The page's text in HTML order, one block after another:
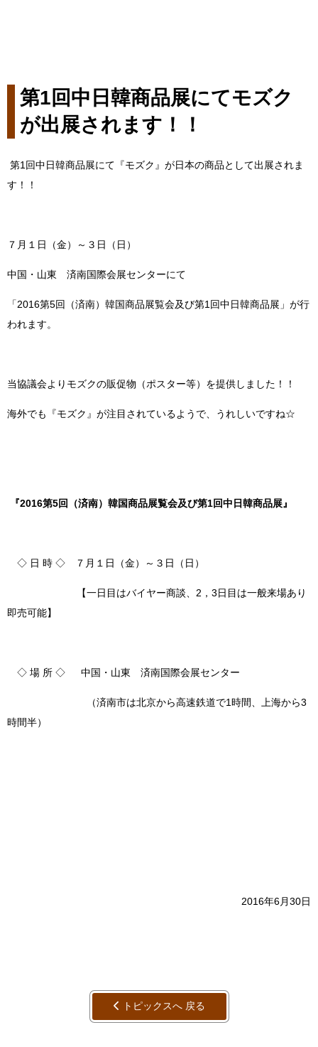
第1回中日韓商品展にてモズク
が出展されます！！
第1回中日韓商品展にて『モズク』が日本の商品として出展されま
す！！
７月１日（金）～３日（日）
中国・山東 済南国際会展センターにて
「2016第5回（済南）韓国商品展覧会及び第1回中日韓商品展」が行
われます。
当協議会よりモズクの販促物（ポスター等）を提供しました！！
海外でも『モズク』が注目されているようで、うれしいですね☆
『2016第5回（済南）韓国商品展覧会及び第1回中日韓商品展』
◇ 日 時 ◇ ７月１日（金）～３日（日）
【一日目はバイヤー商談、2，3日目は一般来場あり
即売可能】
◇ 場 所 ◇ 中国・山東 済南国際会展センター
（済南市は北京から高速鉄道で1時間、上海から3
時間半）
2016年6月30日
トピックスへ 戻る